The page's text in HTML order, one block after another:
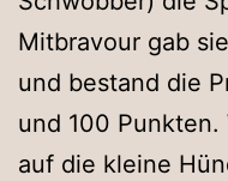
Mitbravour gab
und bestand die
und 100
auf die kleine